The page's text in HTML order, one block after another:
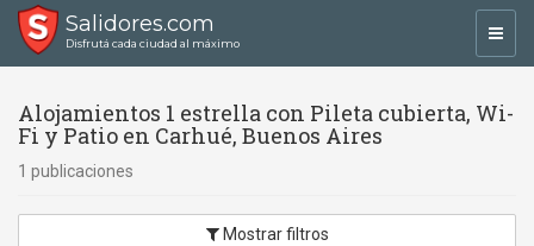
Salidores.com
Disfrutá cada ciudad al máximo
Alojamientos 1 estrella con Pileta cubierta, Wi-
Fi y Patio en Carhué, Buenos Aires
1 publicaciones
Mostrar filtros